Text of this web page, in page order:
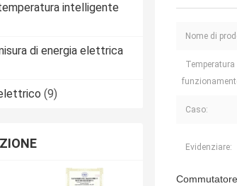
intelligente
di energia elettrica
(9)
Nome di
Temperatura
Caso:
Evidenziare: